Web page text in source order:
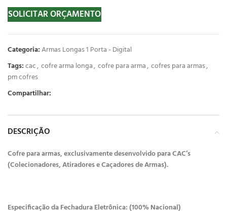
SOLICITAR ORÇAMENTO
Categoria:Armas Longas 1 Porta - Digital
Tags:cac, cofre arma longa, cofre para arma, cofres para armas,
pm cofres
Compartilhar:
DESCRIÇÃO
Cofre para armas, exclusivamente desenvolvido para CAC’s
(Colecionadores, Atiradores e Caçadores de Armas).
Especificação da Fechadura Eletrônica: (100% Nacional)